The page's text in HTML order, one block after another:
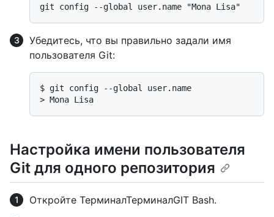
Убедитесь, что вы правильно задали имя
пользователя Git:
$ git config --global user.name
> Mona Lisa
Настройка имени пользователя
Git для одного репозитория
Откройте ТерминалТерминалGIT Bash.